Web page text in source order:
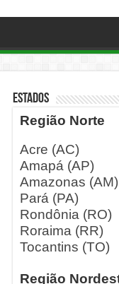
ESTADOS
Região Norte
Acre (AC)
Amapá (AP)
Amazonas (AM)
Pará (PA)
Rondônia (RO)
Roraima (RR)
Tocantins (TO)
Região